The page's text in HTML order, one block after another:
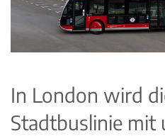
In London wird
Stadtbuslinie mit